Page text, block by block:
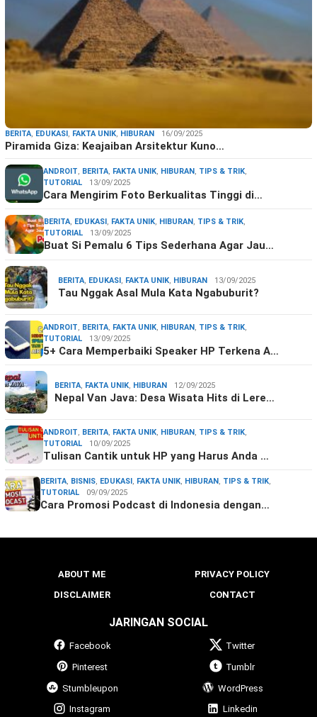
BERITA, EDUKASI, FAKTA UNIK, HIBURAN 16/09/2025
Piramida Giza: Keajaiban Arsitektur Kuno…
ANDROIT, BERITA, FAKTA UNIK, HIBURAN, TIPS & TRIK,
TUTORIAL
13/09/2025
Cara Mengirim Foto Berkualitas Tinggi di…
BERITA, EDUKASI, FAKTA UNIK, HIBURAN, TIPS & TRIK,
TUTORIAL
13/09/2025
Buat Si Pemalu 6 Tips Sederhana Agar Jau…
BERITA, EDUKASI, FAKTA UNIK, HIBURAN 13/09/2025
Tau Nggak Asal Mula Kata Ngabuburit?
ANDROIT, BERITA, FAKTA UNIK, HIBURAN, TIPS & TRIK,
TUTORIAL
13/09/2025
5+ Cara Memperbaiki Speaker HP Terkena A…
BERITA, FAKTA UNIK, HIBURAN 12/09/2025
Nepal Van Java: Desa Wisata Hits di Lere…
ANDROIT, BERITA, FAKTA UNIK, HIBURAN, TIPS & TRIK,
TUTORIAL
10/09/2025
Tulisan Cantik untuk HP yang Harus Anda …
BERITA, BISNIS, EDUKASI, FAKTA UNIK, HIBURAN, TIPS & TRIK,
TUTORIAL
09/09/2025
Cara Promosi Podcast di Indonesia dengan…
ABOUT ME
PRIVACY POLICY
DISCLAIMER
CONTACT
JARINGAN SOCIAL
Facebook
Twitter
Pinterest
Tumblr
Stumbleupon
WordPress
Instagram
Linkedin